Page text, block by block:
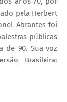
pela Herbert
Abrantes foi
públicas
de 90. Sua voz
Brasileira: